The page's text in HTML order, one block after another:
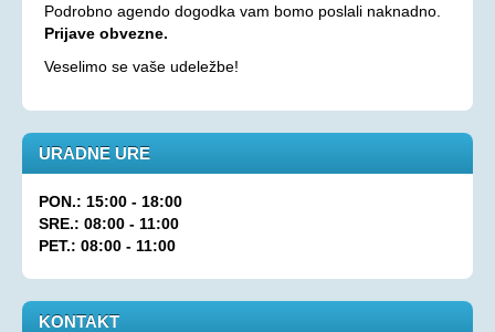
Ugodnosti s člansko izkaznico ZDSSS
Parkirna karta za invalide
Evropska kartica ugodnosti
Vozovnica za železniški promet
OSEBNA ASISTENCA
Podrobno agendo dogodka vam bomo poslali naknadno.
Prijave obvezne.
Veselimo se vaše udeležbe!
URADNE URE
PON.: 15:00 - 18:00
SRE.: 08:00 - 11:00
PET.: 08:00 - 11:00
KONTAKT